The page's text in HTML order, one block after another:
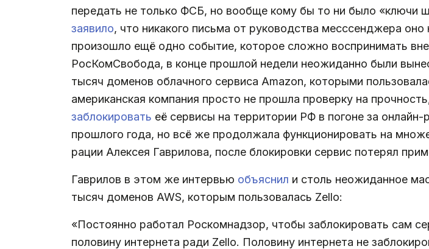
передать не только ФСБ, но вообще кому бы то ни было «ключи
заявило, что никакого письма от руководства месссенджера
произошло ещё одно событие, которое сложно воспринимать
РосКомСвобода, в конце прошлой недели неожиданно были
тысяч доменов облачного сервиса Amazon, которыми
американская компания просто не прошла проверку на
заблокировать её сервисы на территории РФ в погоне за
прошлого года, но всё же продолжала функционировать на
рации Алексея Гаврилова, после блокировки сервис потерял
Гаврилов в этом же интервью объяснил и столь неожиданное
тысяч доменов AWS, которым пользовалась Zello:
«Постоянно работал Роскомнадзор, чтобы заблокировать сам
половину интернета ради Zello. Половину интернета не